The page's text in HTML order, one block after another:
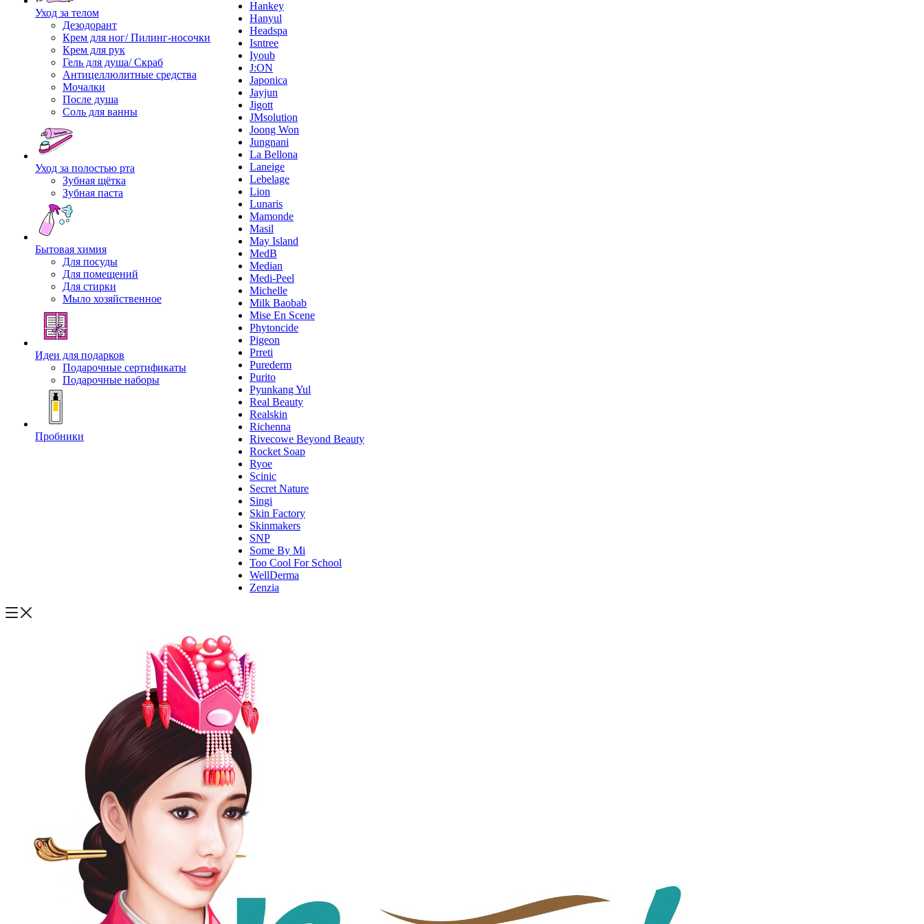
Уход за телом
Дезодорант
Крем для ног/ Пилинг-носочки
Крем для рук
Гель для душа/ Скраб
Антицеллюлитные средства
Мочалки
После душа
Соль для ванны
Уход за полостью рта
Зубная щётка
Зубная паста
Бытовая химия
Для посуды
Для помещений
Для стирки
Мыло хозяйственное
Идеи для подарков
Подарочные сертификаты
Подарочные наборы
Пробники
Hankey
Hanyul
Headspa
Isntree
Iyoub
J:ON
Japonica
Jayjun
Jigott
JMsolution
Joong Won
Jungnani
La Bellona
Laneige
Lebelage
Lion
Lunaris
Mamonde
Masil
May Island
MedB
Median
Medi-Peel
Michelle
Milk Baobab
Mise En Scene
Phytoncide
Pigeon
Prreti
Purederm
Purito
Pyunkang Yul
Real Beauty
Realskin
Richenna
Rivecowe Beyond Beauty
Rocket Soap
Ryoe
Scinic
Secret Nature
Singi
Skin Factory
Skinmakers
SNP
Some By Mi
Too Cool For School
WellDerma
Zenzia